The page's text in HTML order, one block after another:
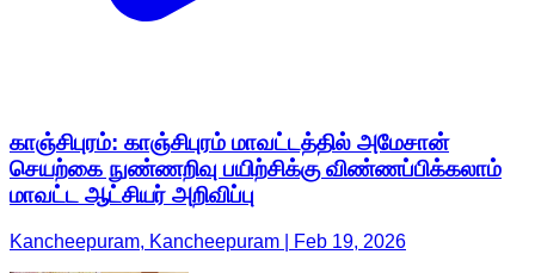
காஞ்சிபுரம்: காஞ்சிபுரம் மாவட்டத்தில் அமேசான்
செயற்கை நுண்ணறிவு பயிற்சிக்கு விண்ணப்பிக்கலாம்
மாவட்ட ஆட்சியர் அறிவிப்பு
Kancheepuram, Kancheepuram | Feb 19, 2026